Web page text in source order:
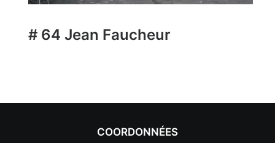
# 64 Jean Faucheur
COORDONNÉES